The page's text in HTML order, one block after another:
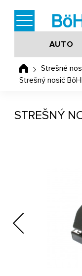
AUTO
Strešné
Strešný nosič
Previous
STREŠNÝ